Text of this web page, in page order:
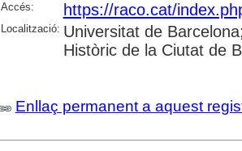
Accés: https://raco.cat/
Localització: Universitat de
Històric de la Ciutat de
Enllaç permanent a aquest